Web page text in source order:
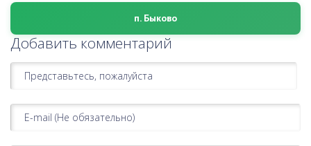
п. Быково
Добавить комментарий